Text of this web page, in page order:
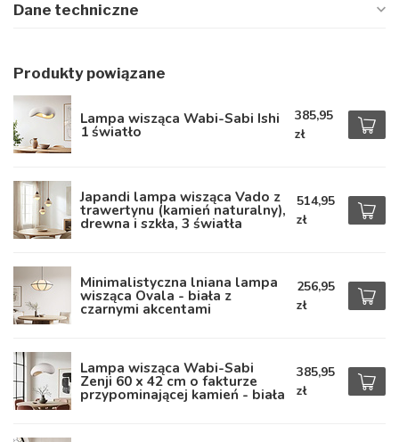
Dane techniczne
Produkty powiązane
Lampa wisząca Wabi-Sabi Ishi
1 światło
385,95
zł
Japandi lampa wisząca Vado z
trawertynu (kamień naturalny),
drewna i szkła, 3 światła
514,95
zł
Minimalistyczna lniana lampa
wisząca Ovala - biała z
czarnymi akcentami
256,95
zł
Lampa wisząca Wabi-Sabi
Zenji 60 x 42 cm o fakturze
przypominającej kamień - biała
385,95
zł